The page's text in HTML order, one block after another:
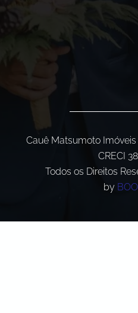
Cauê Matsumoto
CRECI
Todos os Direitos
by